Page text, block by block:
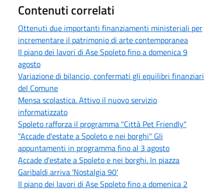
Contenuti correlati
Ottenuti due importanti finanziamenti ministeriali per
incrementare il patrimonio di arte contemporanea
Il piano dei lavori di Ase Spoleto fino a domenica 9
agosto
Variazione di bilancio, confermati gli equilibri finanziari
del Comune
Mensa scolastica. Attivo il nuovo servizio
informatizzato
Spoleto rafforza il programma "Città Pet Friendly"
"Accade d'estate a Spoleto e nei borghi" Gli
appuntamenti in programma fino al 3 agosto
Accade d'estate a Spoleto e nei borghi. In piazza
Garibaldi arriva 'Nostalgia 90'
Il piano dei lavori di Ase Spoleto fino a domenica 2